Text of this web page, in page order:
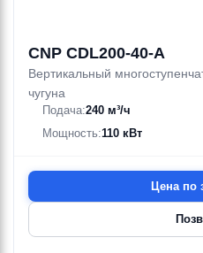
CNP CDL200-40-A
Вертикальный
чугуна
Подача:240 м³/ч
Мощность:110 кВт
Цена по